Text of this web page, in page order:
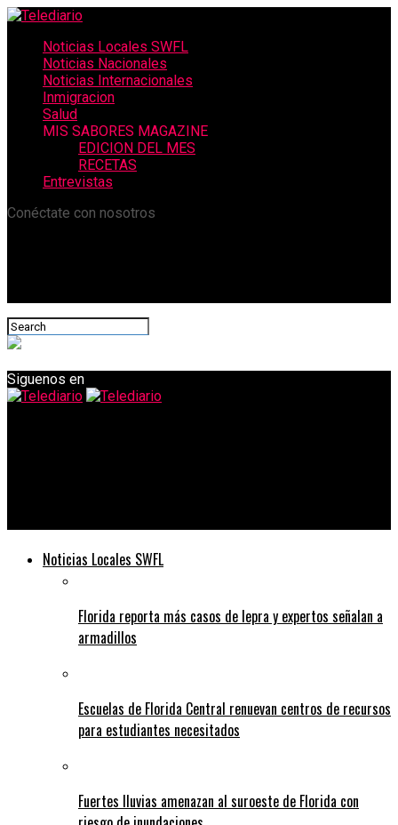
Noticias Locales SWFL
Noticias Nacionales
Noticias Internacionales
Inmigracion
Salud
MIS SABORES MAGAZINE
EDICION DEL MES
RECETAS
Entrevistas
Conéctate con nosotros
Siguenos en
Noticias Locales SWFL
Florida reporta más casos de lepra y expertos señalan a
armadillos
Escuelas de Florida Central renuevan centros de recursos
para estudiantes necesitados
Fuertes lluvias amenazan al suroeste de Florida con